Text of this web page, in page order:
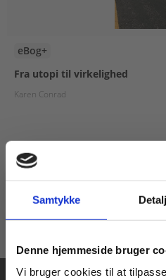
Samtykke
Denne hjemmeside bruger
Vi bruger cookies til at
eBog+
Fra utopi til virkelighed
Karen Conrad
Fra
80,00 KR.
Køb læremidler og find
Fortsæt